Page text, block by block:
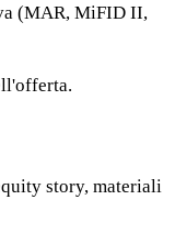
(MAR, MiFID II,
story, materiali